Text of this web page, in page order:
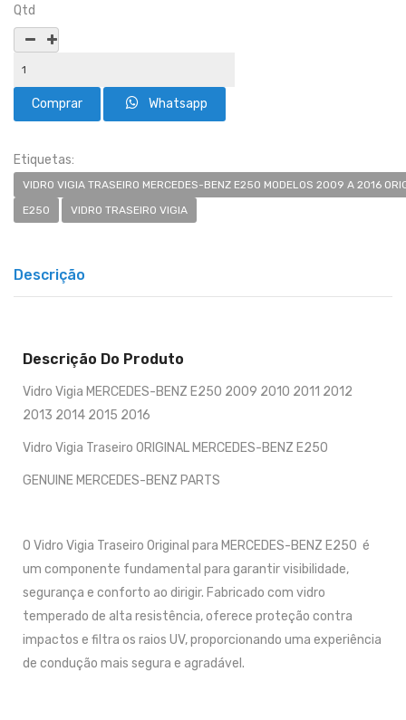
Qtd
Whatsapp
Etiquetas:
VIDRO VIGIA TRASEIRO MERCEDES-BENZ E250 MODELOS 2009 A 2016
E250
VIDRO TRASEIRO VIGIA
Descrição
Descrição Do Produto
Vidro Vigia MERCEDES-BENZ E250 2009 2010 2011 2012
2013 2014 2015 2016
Vidro Vigia Traseiro ORIGINAL MERCEDES-BENZ E250
GENUINE MERCEDES-BENZ PARTS
O Vidro Vigia Traseiro Original para MERCEDES-BENZ E250 é
um componente fundamental para garantir visibilidade,
segurança e conforto ao dirigir. Fabricado com vidro
temperado de alta resistência, oferece proteção contra
impactos e filtra os raios UV, proporcionando uma experiência
de condução mais segura e agradável.